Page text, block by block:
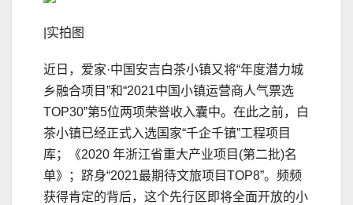
|实拍图
近日，爱家·中国安吉白茶小镇又将“年度潜力城
乡融合项目”和“2021中国小镇运营商人气票选
TOP30”第5位两项荣誉收入囊中。在此之前，白
茶小镇已经正式入选国家“千企千镇”工程项⽬
库；《2020 年浙江省重⼤产业项⽬(第二批)名
单》；跻身“2021最期待文旅项目TOP8”。频频
获得肯定的背后，这个先行区即将全面开放的小